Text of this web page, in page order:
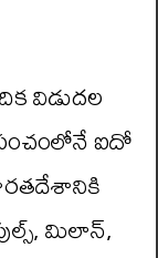
విడుదల
ఐదో
మిలాన్,